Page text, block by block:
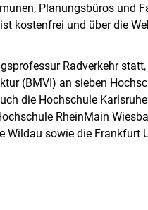
Planungsbüros und
kostenfrei und über die
Radverkehr
(BMVI) an sieben
die Hochschule
RheinMain
Wildau sowie die Frankfurt